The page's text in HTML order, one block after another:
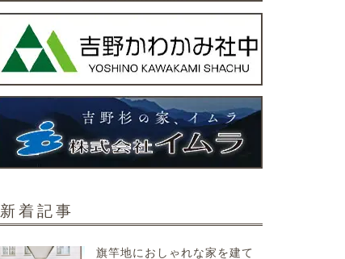
新着記事
旗竿地におしゃれな家を建て